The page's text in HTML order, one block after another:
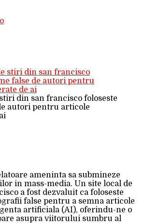
din san francisco foloseste
autori pentru articole
ameninta sa submineze
in mass-media. Un site local de
a fost dezvaluit ca foloseste
false pentru a semna articole
artificiala (AI), oferindu-ne o
asupra viitorului sumbru al